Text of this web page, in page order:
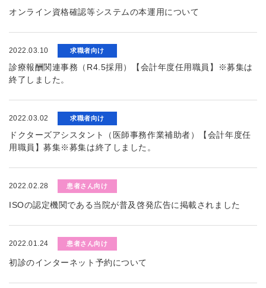
オンライン資格確認等システムの本運用について
2022.03.10 求職者向け
診療報酬関連事務（R4.5採用）【会計年度任用職員】※募集は
終了しました。
2022.03.02 求職者向け
ドクターズアシスタント（医師事務作業補助者）【会計年度任
用職員】募集※募集は終了しました。
2022.02.28 患者さん向け
ISOの認定機関である当院が普及啓発広告に掲載されました
2022.01.24 患者さん向け
初診のインターネット予約について